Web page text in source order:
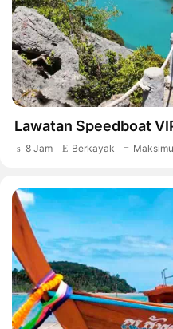
Lawatan Speedboat
8 Jam Berkayak